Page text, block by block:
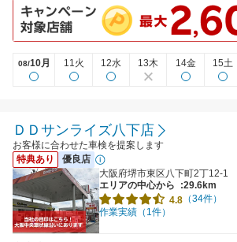
08/10月 11火 12水 13木 14金 15土
ＤＤサンライズ八下店
お客様に合わせた車検を提案します
特典あり
優良店
大阪府堺市東区八下町2丁12-1
エリアの中心から
:29.6km
4.8 （34件）
作業実績（1件）